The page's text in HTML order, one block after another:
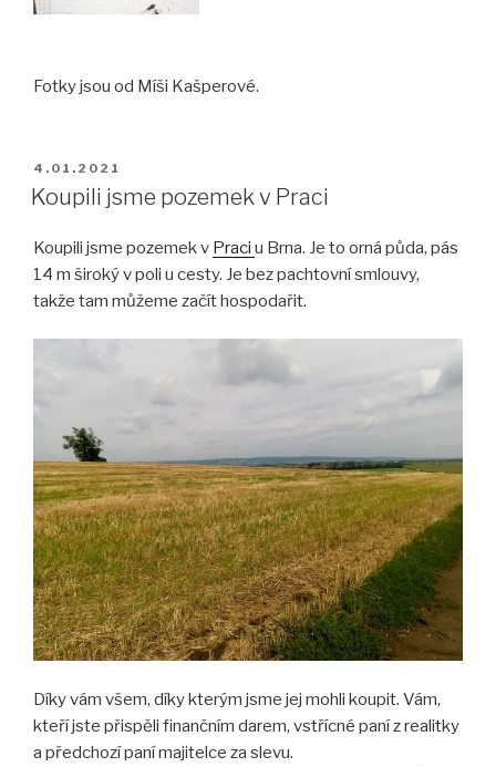
Fotky jsou od Míši Kašperové.
PUBLIKOVÁNO
4.01.2021
Koupili jsme pozemek v Praci
Koupili jsme pozemek v Praci u Brna. Je to orná půda, pás
14 m široký v poli u cesty. Je bez pachtovní smlouvy,
takže tam můžeme začít hospodařit.
Díky vám všem, díky kterým jsme jej mohli koupit. Vám,
kteří jste přispěli finančním darem, vstřícné paní z realitky
a předchozí paní majitelce za slevu.